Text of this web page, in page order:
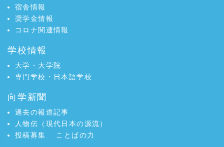
宿舎情報
奨学金情報
コロナ関連情報
学校情報
大学・大学院
専門学校・日本語学校
向学新聞
過去の報道記事
人物伝（現代日本の源流）
投稿募集
ことばの力